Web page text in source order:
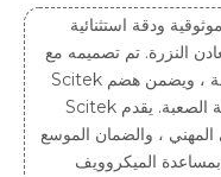
يوفر نظام هضم الميكروويف في Scitek موثوقية ودقة استثنائية
النزرة. تم تصميمه مع
مواد عالية الجودة وميزات السلامة المتقدمة ، ويضمن هضم Scitek
Microwave أداءً ثابتًا في البيئات المختبرية الصعبة. يقدم Scitek
المهني ، والضمان الموسع
بمساعدة الميكروويف